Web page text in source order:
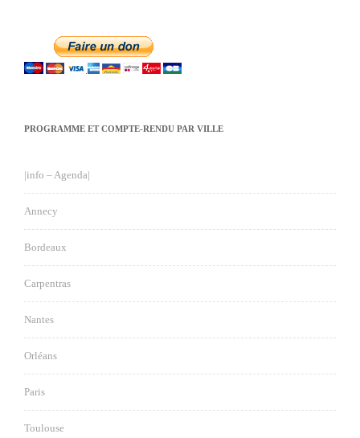
PROGRAMME ET COMPTE-RENDU PAR VILLE
|info – Agenda|
Annecy
Bordeaux
Carpentras
Nantes
Orléans
Paris
Toulouse